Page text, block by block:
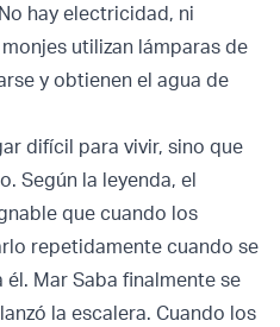
hay electricidad, ni
utilizan lámparas de
y obtienen el agua de
difícil para vivir, sino que
Según la leyenda, el
que cuando los
repetidamente cuando se
Mar Saba finalmente se
la escalera. Cuando los